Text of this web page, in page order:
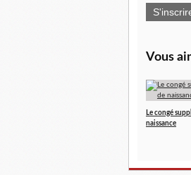
Vous
Le congé
naissance